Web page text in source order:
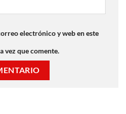
electrónico y web en este
vez que comente.